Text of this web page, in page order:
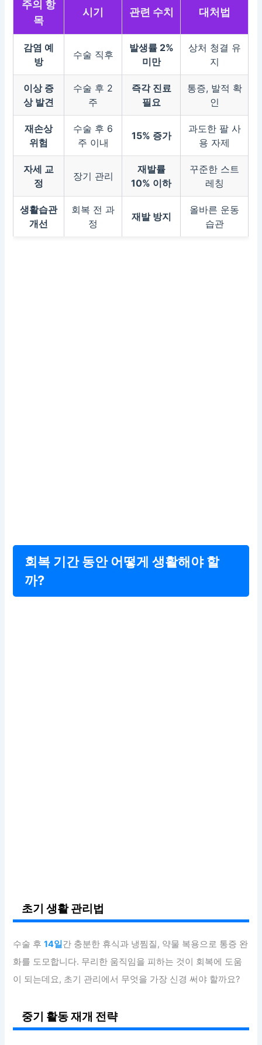
주의 항
목
시기 관련 수치 대처법
감염 예
방
수술 직후
발생률 2%
미만
상처 청결 유
지
이상 증
상 발견
수술 후 2
주
즉각 진료
필요
통증, 발적 확
인
재손상
위험
수술 후 6
주 이내
15% 증가
과도한 팔 사
용 자제
자세 교
정
장기 관리
재발률
10% 이하
꾸준한 스트
레칭
생활습관
개선
회복 전 과
정
재발 방지
올바른 운동
습관
회복 기간 동안 어떻게 생활해야 할
까?
초기 생활 관리법
수술 후14일간 충분한 휴식과 냉찜질, 약물 복용으로 통증 완
화를 도모합니다. 무리한 움직임을 피하는 것이 회복에 도움
이 되는데요, 초기 관리에서 무엇을 가장 신경 써야 할까요?
중기 활동 재개 전략